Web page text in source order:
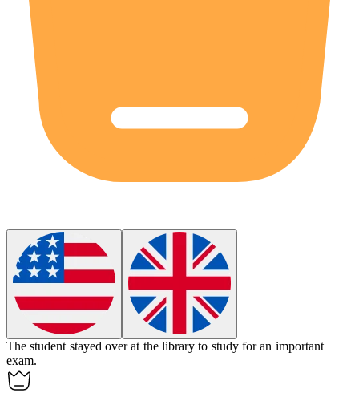
The student stayed over at the library to study for an important
exam.